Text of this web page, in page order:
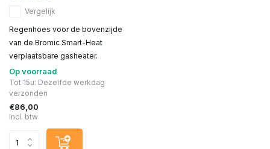
Vergelijk
Regenhoes voor de bovenzijde
van de Bromic Smart-Heat
verplaatsbare gasheater.
Op voorraad
Tot 15u: Dezelfde werkdag
verzonden
€86,00
Incl. btw